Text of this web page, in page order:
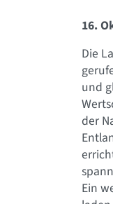
16.
Die
und
der
Ein